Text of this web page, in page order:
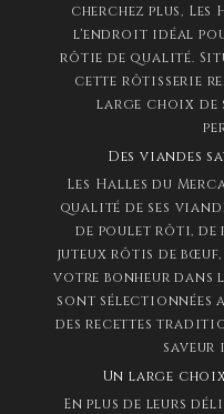
cherchez plus,
l'endroit idéal
rôtie de qualité.
cette rôtisserie
large choix de
Des viandes
Les Halles du
qualité de ses
de poulet rôti,
juteux rôtis de
votre bonheur dans
sont sélectionnées
des recettes
saveur
Un large
En plus de leurs